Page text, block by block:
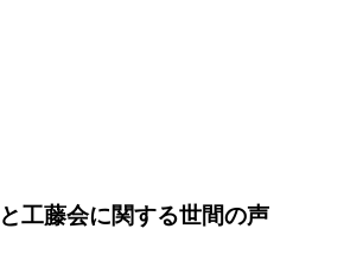
工藤会に関する世間の声